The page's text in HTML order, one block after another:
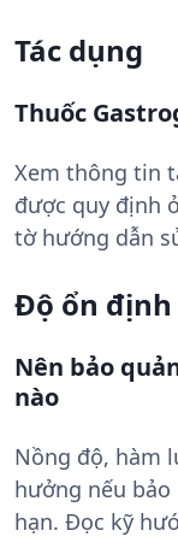
Tác dụng
Thuốc
Xem thông tin
được quy định
tờ hướng dẫn
Độ ổn
Nên bảo
nào
Nồng độ, hàm
hưởng nếu bảo
hạn. Đọc kỹ